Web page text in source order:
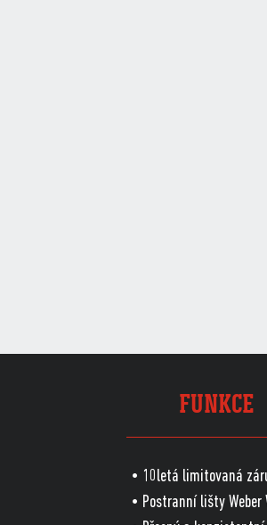
FUNKCE
• 10letá limitovaná
• Postranní lišty